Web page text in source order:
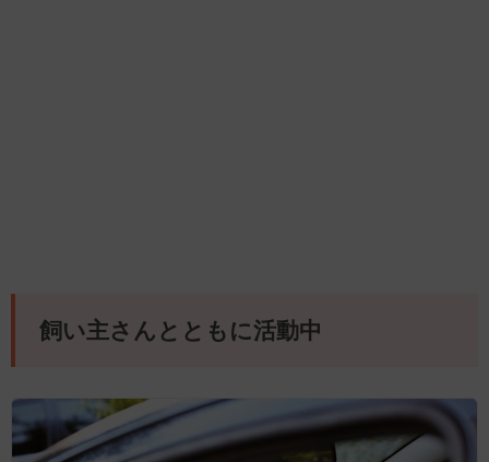
飼い主さんとともに活動中